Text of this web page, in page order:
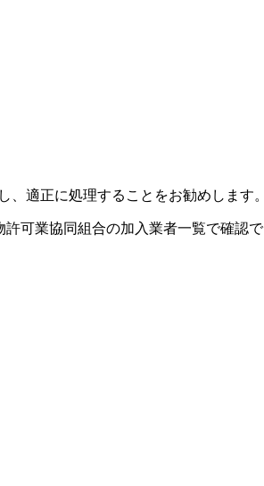
適正に処理することをお勧めします。
可業協同組合の加入業者一覧で確認